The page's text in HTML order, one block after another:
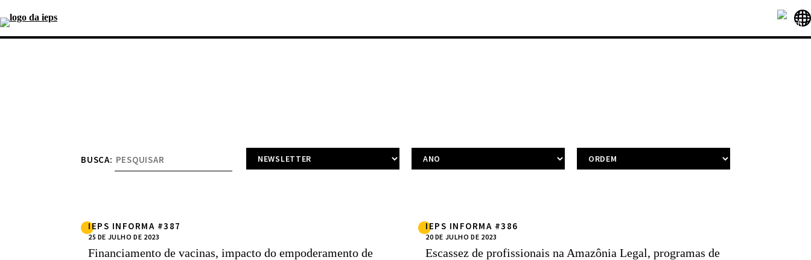
BUSCA:
IEPS INFORMA #387
25 DE JULHO DE 2023
Financiamento de vacinas, impacto do empoderamento de
IEPS INFORMA #386
20 DE JULHO DE 2023
Escassez de profissionais na Amazônia Legal, programas de